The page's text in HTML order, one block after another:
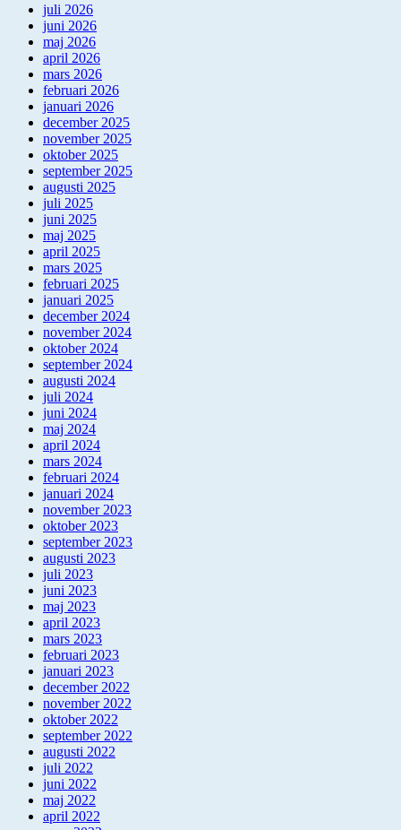
juli 2026
juni 2026
maj 2026
april 2026
mars 2026
februari 2026
januari 2026
december 2025
november 2025
oktober 2025
september 2025
augusti 2025
juli 2025
juni 2025
maj 2025
april 2025
mars 2025
februari 2025
januari 2025
december 2024
november 2024
oktober 2024
september 2024
augusti 2024
juli 2024
juni 2024
maj 2024
april 2024
mars 2024
februari 2024
januari 2024
november 2023
oktober 2023
september 2023
augusti 2023
juli 2023
juni 2023
maj 2023
april 2023
mars 2023
februari 2023
januari 2023
december 2022
november 2022
oktober 2022
september 2022
augusti 2022
juli 2022
juni 2022
maj 2022
april 2022